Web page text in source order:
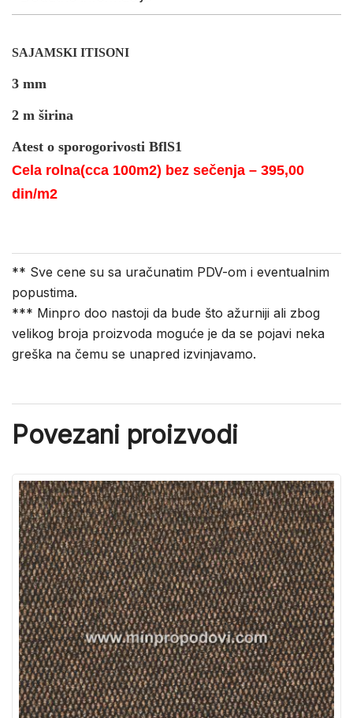
SAJAMSKI ITISONI
3 mm
2 m širina
Atest o sporogorivosti BflS1
Cela rolna(cca 100m2) bez sečenja – 395,00
din/m2
** Sve cene su sa uračunatim PDV-om i eventualnim
popustima.
*** Minpro doo nastoji da bude što ažurniji ali zbog
velikog broja proizvoda moguće je da se pojavi neka
greška na čemu se unapred izvinjavamo.
Povezani proizvodi